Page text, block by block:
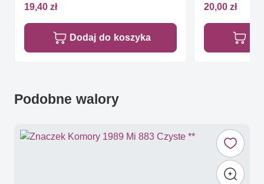
19,40 zł
Dodaj do koszyka
20,00 zł
Podobne walory